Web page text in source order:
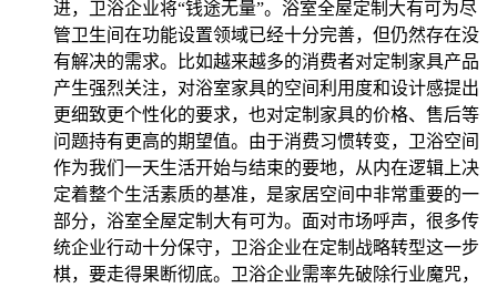
进，卫浴企业将“钱途无量”。浴室全屋定制大有可为尽
管卫生间在功能设置领域已经十分完善，但仍然存在没
有解决的需求。比如越来越多的消费者对定制家具产品
产生强烈关注，对浴室家具的空间利用度和设计感提出
更细致更个性化的要求，也对定制家具的价格、售后等
问题持有更高的期望值。由于消费习惯转变，卫浴空间
作为我们一天生活开始与结束的要地，从内在逻辑上决
定着整个生活素质的基准，是家居空间中非常重要的一
部分，浴室全屋定制大有可为。面对市场呼声，很多传
统企业行动十分保守，卫浴企业在定制战略转型这一步
棋，要走得果断彻底。卫浴企业需率先破除行业魔咒，